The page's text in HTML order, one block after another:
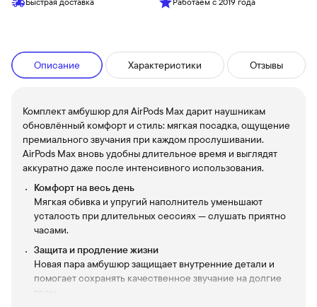
Описание Характеристики Отзывы
Комплект амбушюр для AirPods Max дарит наушникам
обновлённый комфорт и стиль: мягкая посадка, ощущение
премиального звучания при каждом прослушивании.
AirPods Max вновь удобны длительное время и выглядят
аккуратно даже после интенсивного использования.
Комфорт на весь день
Мягкая обивка и упругий наполнитель уменьшают
усталость при длительных сессиях — слушать приятно
часами.
Защита и продление жизни
Новая пара амбушюр защищает внутренние детали и
помогает сохранять качественное звучание на долгие